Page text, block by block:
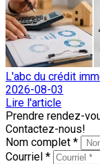
L'abc du crédit
2026-08-03
Lire l'article
Prendre rendez-
Contactez-nous!
Nom complet *
Courriel *